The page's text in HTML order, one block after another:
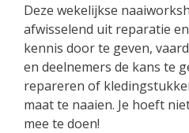
Deze wekelijkse
afwisselend uit reparatie
kennis door te geven,
en deelnemers de kans te
repareren of
maat te naaien. Je hoeft
mee te doen!